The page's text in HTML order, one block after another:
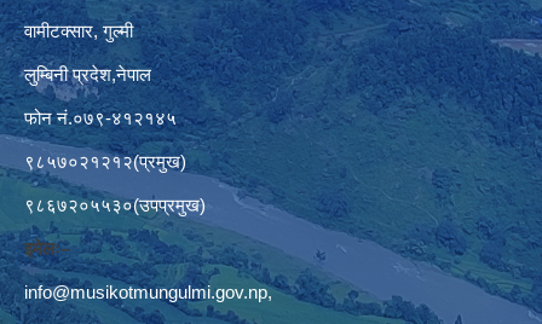
वामीटक्सार, गुल्मी
लुम्बिनी प्रदेश,नेपाल
फोन नं.०७९-४१२१४५
९८५७०२१२१२(प्रमुख)
९८६७२०५५३०(उपप्रमुख)
इमेलः–
info@musikotmungulmi.gov.np,